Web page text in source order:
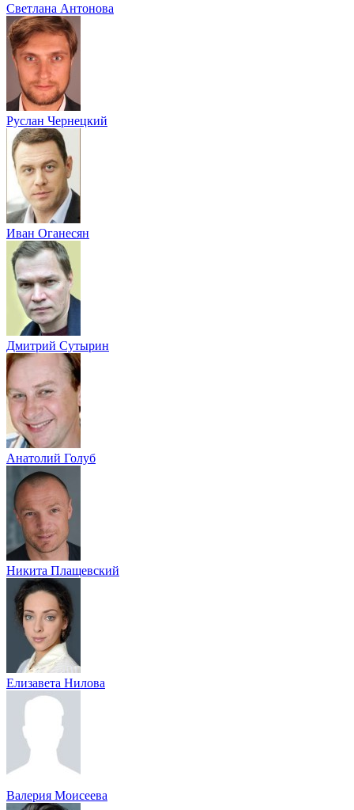
Светлана Антонова
Руслан Чернецкий
Иван Оганесян
Дмитрий Сутырин
Анатолий Голуб
Никита Плащевский
Елизавета Нилова
Валерия Моисеева